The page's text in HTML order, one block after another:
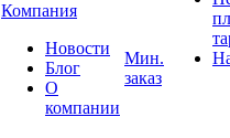
Компания
Новости
Блог
О
компании
Мин.
заказ